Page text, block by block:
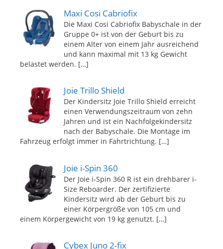
Maxi Cosi Cabriofix
Die Maxi Cosi Cabriofix Babyschale in der
Gruppe 0+ ist von der Geburt bis zu
einem Alter von einem Jahr ausreichend
und kann maximal mit 13 kg Gewicht
belastet werden. […]
Joie Trillo Shield
Der Kindersitz Joie Trillo Shield erreicht
einen Verwendungszeitraum von zehn
Jahren und ist ein Nachfolgekindersitz
nach der Babyschale. Die Montage im
Fahrzeug erfolgt immer in Fahrtrichtung. […]
Joie i-Spin 360
Der Joie i-Spin 360 R ist ein drehbarer i-
Size Reboarder. Der zertifizierte
Kindersitz wird ab der Geburt bis zu
einer Körpergröße von 105 cm und
einem Körpergewicht von 19 kg genutzt. […]
Cybex Juno 2-fix